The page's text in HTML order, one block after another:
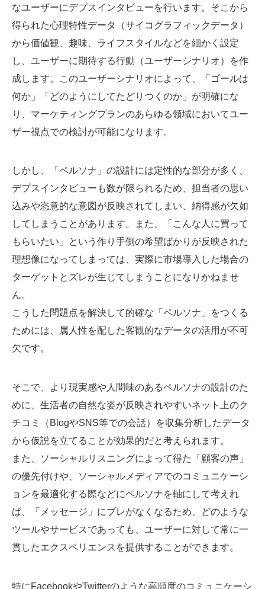
なユーザーにデプスインタビューを行います。そこから
得られた心理特性データ（サイコグラフィックデータ）
から価値観、趣味、ライフスタイルなどを細かく設定
し、ユーザーに期待する行動（ユーザーシナリオ）を作
成します。このユーザーシナリオによって、「ゴールは
何か」「どのようにしてたどりつくのか」が明確にな
り、マーケティングプランのあらゆる領域においてユー
ザー視点での検討が可能になります。
しかし、「ペルソナ」の設計には定性的な部分が多く、
デプスインタビューも数が限られるため、担当者の思い
込みや恣意的な意図が反映されてしまい、納得感が欠如
してしまうことがあります。また、「こんな人に買って
もらいたい」という作り手側の希望ばかりが反映された
理想像になってしまっては、実際に市場導入した場合の
ターゲットとズレが生じてしまうことになりかねませ
ん。
こうした問題点を解決して的確な「ペルソナ」をつくる
ためには、属人性を配した客観的なデータの活用が不可
欠です。
そこで、より現実感や人間味のあるペルソナの設計のた
めに、生活者の自然な姿が反映されやすいネット上のク
チコミ（BlogやSNS等での会話）を収集分析したデータ
から仮説を立てることが効果的だと考えられます。
また、ソーシャルリスニングによって得た「顧客の声」
の優先付けや、ソーシャルメディアでのコミュニケーシ
ョンを最適化する際などにペルソナを軸にして考えれ
ば、「メッセージ」にブレがなくなるため、どのような
ツールやサービスであっても、ユーザーに対して常に一
貫したエクスペリエンスを提供することができます。
特にFacebookやTwitterのような高頻度のコミュニケーシ